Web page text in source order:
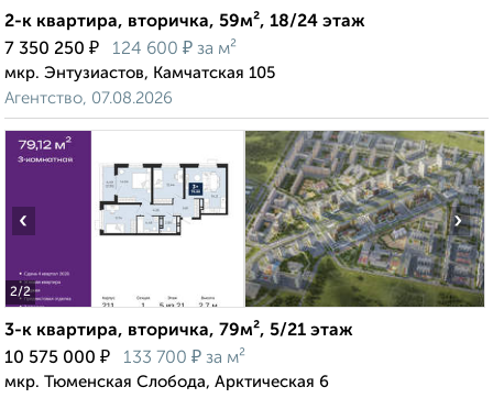
2-к квартира, вторичка, 59м², 18/24 этаж
7 350 250 ₽ 124 600 ₽ за м²
мкр. Энтузиастов, Камчатская 105
Агентство, 07.08.2026
2/2
‹ ›
3-к квартира, вторичка, 79м², 5/21 этаж
10 575 000 ₽ 133 700 ₽ за м²
мкр. Тюменская Слобода, Арктическая 6